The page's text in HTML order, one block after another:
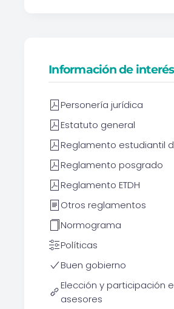
Información de interés
Personería jurídica
Estatuto general
Reglamento estudiantil
Reglamento posgrado
Reglamento ETDH
Otros reglamentos
Normograma
Políticas
Buen gobierno
Elección y participación
asesores